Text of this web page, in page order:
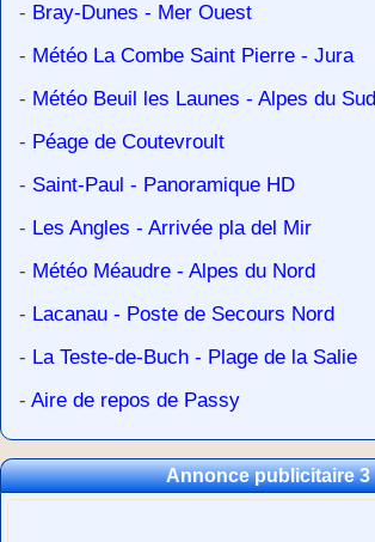
- Bray-Dunes - Mer Ouest
- Météo La Combe Saint Pierre - Jura
- Météo Beuil les Launes - Alpes du Sud
- Péage de Coutevroult
- Saint-Paul - Panoramique HD
- Les Angles - Arrivée pla del Mir
- Météo Méaudre - Alpes du Nord
- Lacanau - Poste de Secours Nord
- La Teste-de-Buch - Plage de la Salie
- Aire de repos de Passy
Annonce publicitaire 3